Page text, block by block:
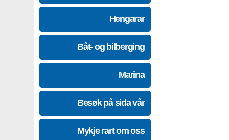
Hengarar
Båt- og bilberging
Marina
Besøk på sida vår
Mykje rart om oss